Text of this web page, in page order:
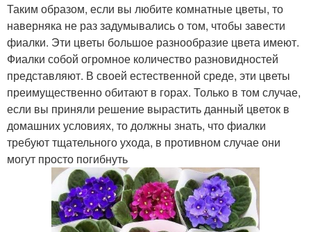
Таким образом, если вы любите комнатные цветы, то
наверняка не раз задумывались о том, чтобы завести
фиалки. Эти цветы большое разнообразие цвета имеют.
Фиалки собой огромное количество разновидностей
представляют. В своей естественной среде, эти цветы
преимущественно обитают в горах. Только в том случае,
если вы приняли решение вырастить данный цветок в
домашних условиях, то должны знать, что фиалки
требуют тщательного ухода, в противном случае они
могут просто погибнуть